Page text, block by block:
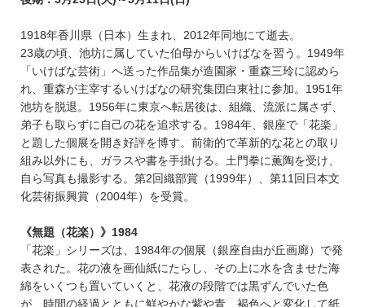
1918年香川県（日本）生まれ、2012年同地にて逝去。
23歳の頃、池坊に属していた伯母からいけばなを習う。1949年
「いけばな芸術」へ送った作品集が造園家・重森三玲に認めら
れ、重森が主宰するいけばなの研究集団白東社に参加。1951年
池坊を脱退。1956年に東京へ転居後は、組織、流派に属さず、
弟子も取らずに自己の花を追求する。1984年、銀座で「花楽」
と題した個展を開き好評を博す。前衛的で革新的な花との取り
組み以外にも、ガラスや書を手掛ける。土門拳に薫陶を受け、
自ら写真も撮影する。第2回織部賞（1999年）、第11回日本文
化芸術振興賞（2004年）を受賞。
《無題（花楽）》1984
「花楽」シリーズは、1984年の個展（銀座自由が丘画廊）で発
表された。花の液を画仙紙にたらし、その上に水を含ませた海
綿をいくつも置いていくと、花液の段階では黒ずんでいた色
が、時間の経過とともに鮮やかな紫や青、褐色へと変化して紙